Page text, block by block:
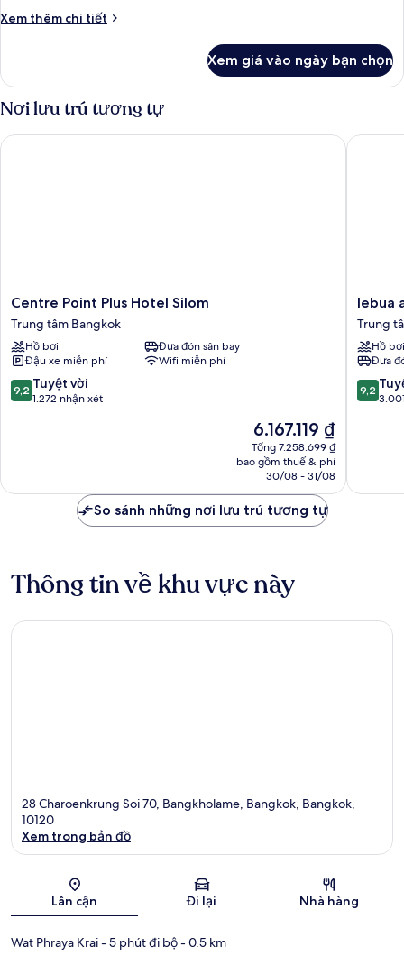
Xem thêm chi tiết
Chi
Grand
Deluxe
King
View
Xem giá vào ngày bạn chọn
Nơi lưu trú tương tự
Centre
Point
Plus
Hotel
Silom
Trung
tâm
Centre Point Plus Hotel Silom
Trung tâm Bangkok
Hồ bơi
Đưa đón sân bay
Đậu xe miễn phí
Wifi miễn phí
9.2
trên
xét
9,2 Tuyệt vời
1.272 nhận xét
Giá
hiện
tại
6.167.119 ₫
6.167.119 ₫
Tổng 7.258.699 ₫
bao gồm thuế & phí
30/08 - 31/08
Centre Point Plus Hotel Silom
lebua
at
State
Tower
Trung
tâm
lebua
Trung
Hồ bơi
Đưa
9.2
trên
xét
9,2
lebua at
So sánh những nơi lưu trú tương tự
Thông tin về khu vực này
28 Charoenkrung Soi 70, Bangkholame, Bangkok, Bangkok,
10120
Xem trong bản đồ
Lân cận Đi lại Nhà hàng
Wat Phraya Krai- 5 phút đi bộ- 0.5 km